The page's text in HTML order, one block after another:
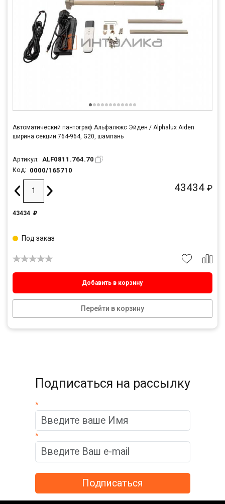
Автоматический пантограф Альфалюкс Эйден / Alphalux Aiden
ширина секции 764-964, G20, шампань
Артикул: ALF0811.764.70
Код: 0000/165710
43434 ₽
43434 ₽
Добавить в корзину
Перейти в корзину
Под заказ
Подписаться на рассылку
*
*